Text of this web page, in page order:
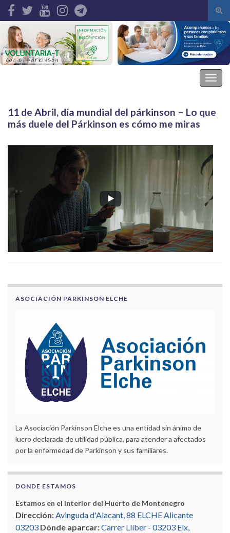
de
Search for:
11 de Abril, día mundial del párkinson – Lo que
más duele del Párkinson es cómo me miras
ASOCIACIÓN PARKINSON ELCHE
La Asociación Parkinson Elche es una entidad sin ánimo de
lucro declarada de utilidad pública, para atender a afectados
por la enfermedad de Parkinson y sus familiares.
DONDE ESTAMOS
Estamos en el interior del Huerto de Montenegro
Dirección:Avinguda d'Alacant, 88 ELCHE Alicante
03203 Dónde aparcar:Carrer Llíber - 03203 Elx,